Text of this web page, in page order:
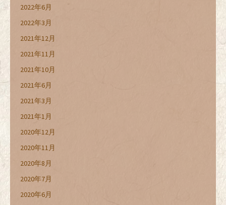
2022年6月
2022年3月
2021年12月
2021年11月
2021年10月
2021年6月
2021年3月
2021年1月
2020年12月
2020年11月
2020年8月
2020年7月
2020年6月